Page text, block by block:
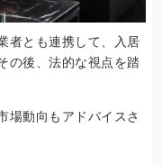
者とも連携して、入居
の後、法的な視点を踏
場動向もアドバイスさ